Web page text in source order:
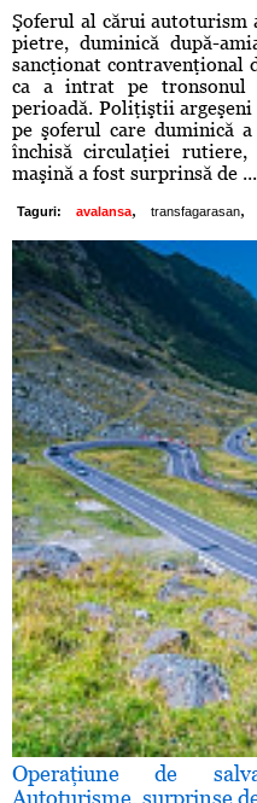
Şoferul al cărui autoturism
pietre, duminică după-
sancţionat
ca a intrat pe tronsonul
perioadă. Poliţiştii
pe şoferul care duminică
închisă circulaţiei rutiere,
maşină a fost surprinsă de ...
Taguri: avalansa, transfagarasan,
Operaţiune de